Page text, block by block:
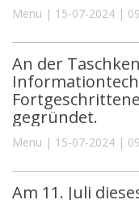
Menu | 15-07-2024 |
An der
gegründet.
Menu | 15-07-2024 |
Am 11. Juli